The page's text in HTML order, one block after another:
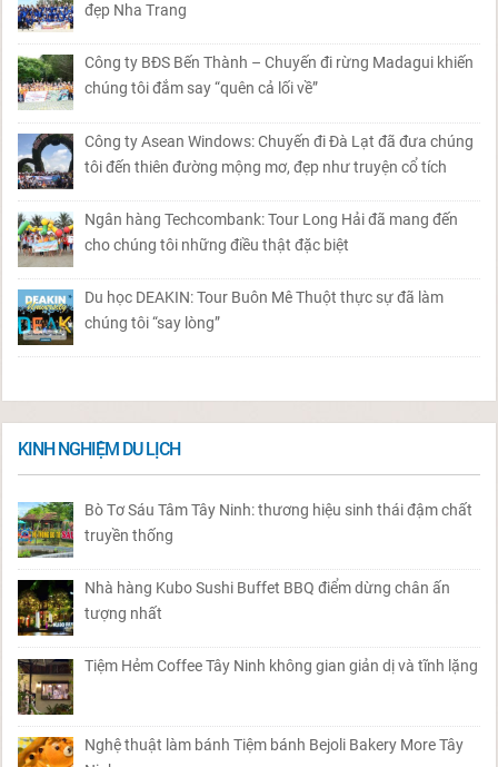
đẹp Nha Trang
Công ty BĐS Bến Thành – Chuyến đi rừng Madagui khiến
chúng tôi đắm say “quên cả lối về”
Công ty Asean Windows: Chuyến đi Đà Lạt đã đưa chúng
tôi đến thiên đường mộng mơ, đẹp như truyện cổ tích
Ngân hàng Techcombank: Tour Long Hải đã mang đến
cho chúng tôi những điều thật đặc biệt
Du học DEAKIN: Tour Buôn Mê Thuột thực sự đã làm
chúng tôi “say lòng”
KINH NGHIỆM DU LỊCH
Bò Tơ Sáu Tâm Tây Ninh: thương hiệu sinh thái đậm chất
truyền thống
Nhà hàng Kubo Sushi Buffet BBQ điểm dừng chân ấn
tượng nhất
Tiệm Hẻm Coffee Tây Ninh không gian giản dị và tĩnh lặng
Nghệ thuật làm bánh Tiệm bánh Bejoli Bakery More Tây